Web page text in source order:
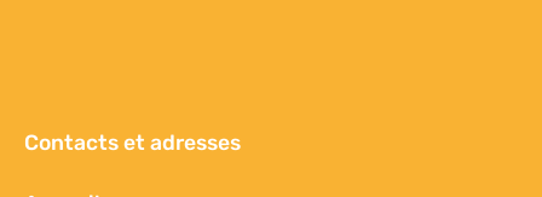
Contacts et adresses